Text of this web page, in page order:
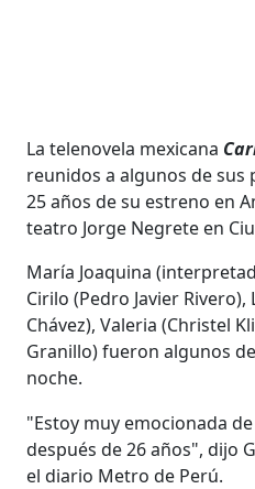
La telenovela mexicana
reunidos a algunos de
25 años de su estreno en
teatro Jorge Negrete en
María Joaquina
Cirilo (Pedro Javier
Chávez), Valeria (Christel
Granillo) fueron algunos
noche.
"Estoy muy emocionada
después de 26 años", dijo
el diario Metro de Perú.